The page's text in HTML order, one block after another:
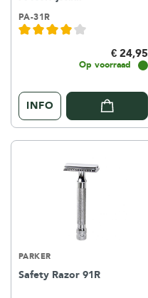
PA-31R
€ 24,95
Op voorraad
INFO
PARKER
Safety Razor 91R